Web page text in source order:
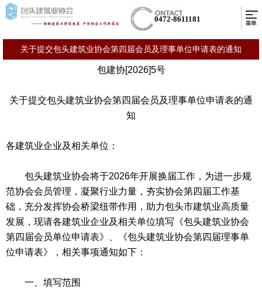
0472-8611181
关于提交包头建筑业协会第四届会员及理事单位申请表的通知
包建协[2026]5号
关于提交包头建筑业协会第四届会员及理事单位申请表的通
知
各建筑业企业及相关单位：
包头建筑业协会将于2026年开展换届工作，为进一步规
范协会会员管理，凝聚行业力量，夯实协会第四届工作基
础，充分发挥协会桥梁纽带作用，助力包头市建筑业高质量
发展，现请各建筑业企业及相关单位填写《包头建筑业协会
第四届会员单位申请表》、《包头建筑业协会第四届理事单
位申请表》，相关事项通知如下：
一、填写范围